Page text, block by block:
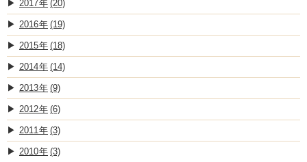
2017 (20)
2016 (19)
2015 (18)
2014 (14)
2013 (9)
2012 (6)
2011 (3)
2010 (3)